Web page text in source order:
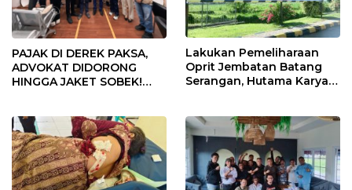
PAJAK DI DEREK PAKSA,
ADVOKAT DIDORONG
HINGGA JAKET SOBEK!
Pekanbaru!
Lakukan Pemeliharaan
Oprit Jembatan Batang
Serangan, Hutama Karya